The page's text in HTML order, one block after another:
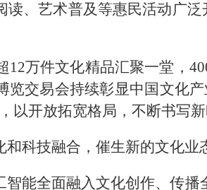
、艺术普及等惠民活动广泛
12万件文化精品汇聚一堂
览交易会持续彰显中国文化
以开放拓宽格局，不断书写
科技融合，催生新的文化业
智能全面融入文化创作、传